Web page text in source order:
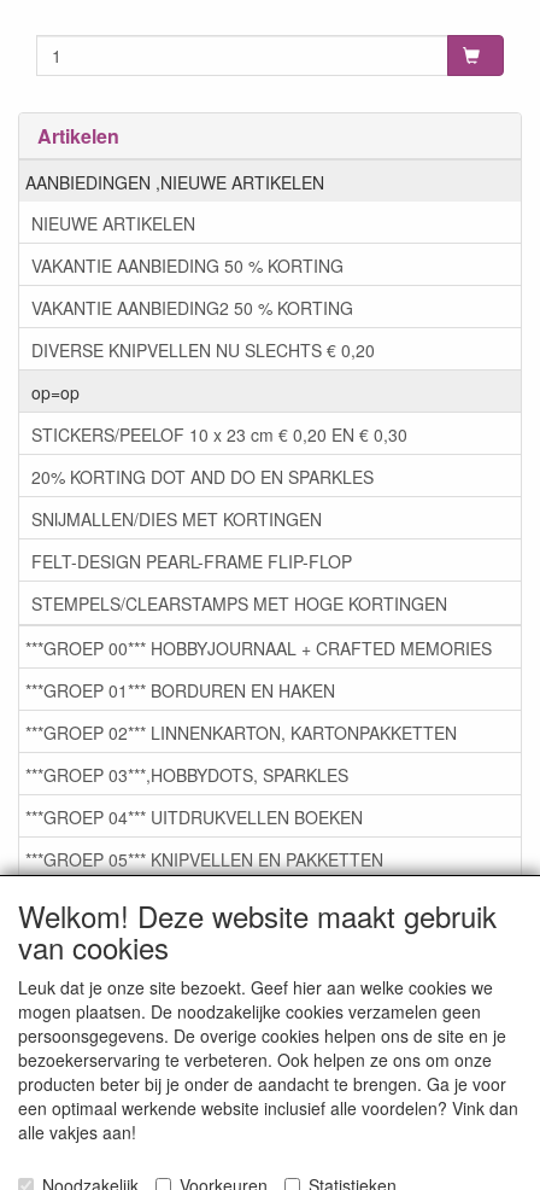
Welkom! Deze website maakt gebruik
van cookies
Leuk dat je onze site bezoekt. Geef hier aan welke cookies we
mogen plaatsen. De noodzakelijke cookies verzamelen geen
persoonsgegevens. De overige cookies helpen ons de site en je
bezoekerservaring te verbeteren. Ook helpen ze ons om onze
producten beter bij je onder de aandacht te brengen. Ga je voor
een optimaal werkende website inclusief alle voordelen? Vink dan
alle vakjes aan!
Noodzakelijk Voorkeuren Statistieken
Artikelen
AANBIEDINGEN ,NIEUWE ARTIKELEN
NIEUWE ARTIKELEN
VAKANTIE AANBIEDING 50 % KORTING
VAKANTIE AANBIEDING2 50 % KORTING
DIVERSE KNIPVELLEN NU SLECHTS € 0,20
op=op
STICKERS/PEELOF 10 x 23 cm € 0,20 EN € 0,30
20% KORTING DOT AND DO EN SPARKLES
SNIJMALLEN/DIES MET KORTINGEN
FELT-DESIGN PEARL-FRAME FLIP-FLOP
STEMPELS/CLEARSTAMPS MET HOGE KORTINGEN
***GROEP 00*** HOBBYJOURNAAL + CRAFTED MEMORIES
***GROEP 01*** BORDUREN EN HAKEN
***GROEP 02*** LINNENKARTON, KARTONPAKKETTEN
***GROEP 03***,HOBBYDOTS, SPARKLES
***GROEP 04*** UITDRUKVELLEN BOEKEN
***GROEP 05*** KNIPVELLEN EN PAKKETTEN
***GROEP 06*** TAPE/LIJM SNIJMALLEN STEMPELS
***GROEP 07*** KAARTEN +SCRAP TOEBEHOREN
***GROEP 08*** TEKENEN EN KLEUREN, GELPEN,MARKER
***GROEP 09*** KRALEN EN TOEBEHOREN
***GROEP 10*** WENSKAARTEN MET ENV. €0,75
Service
Artikelgroepen